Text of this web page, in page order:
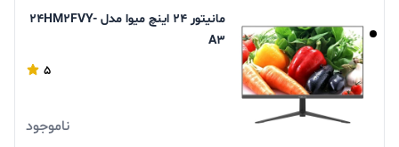
مانیتور 24 اینچ میوا مدل 24HM2FVY-
A3
5
ناموجود